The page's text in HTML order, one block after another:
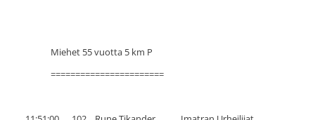
Miehet 55 vuotta 5 km P
=======================